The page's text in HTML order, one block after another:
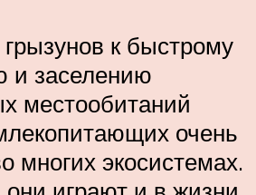
к быстрому
и заселению
местообитаний
очень
многих экосистемах.